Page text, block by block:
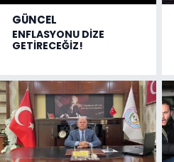
GÜNCEL
ENFLASYONU DİZE
GETİRECEĞİZ!